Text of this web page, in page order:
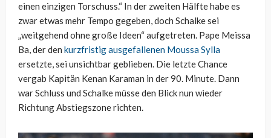
einen einzigen Torschuss.“ In der zweiten Hälfte habe es
zwar etwas mehr Tempo gegeben, doch Schalke sei
„weitgehend ohne große Ideen“ aufgetreten. Pape Meissa
Ba, der den kurzfristig ausgefallenen Moussa Sylla
ersetzte, sei unsichtbar geblieben. Die letzte Chance
vergab Kapitän Kenan Karaman in der 90. Minute. Dann
war Schluss und Schalke müsse den Blick nun wieder
Richtung Abstiegszone richten.